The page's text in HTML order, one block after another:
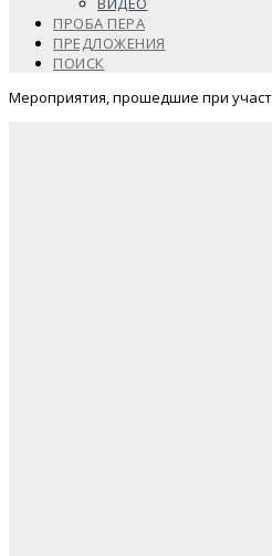
ПРОБА ПЕРА
ПРЕДЛОЖЕНИЯ
ПОИСК
Мероприятия, прошедшие при